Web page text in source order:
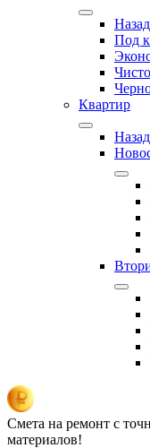
Назад
Под
Квартир
Назад
Смета на ремонт с
материалов!